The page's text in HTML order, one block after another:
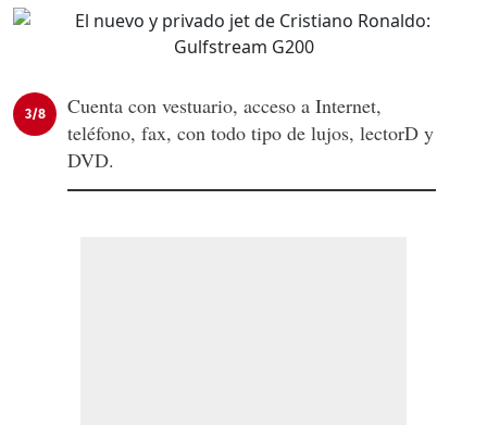
3/8
Cuenta con vestuario, acceso a Internet,
teléfono, fax, con todo tipo de lujos, lectorD y
DVD.